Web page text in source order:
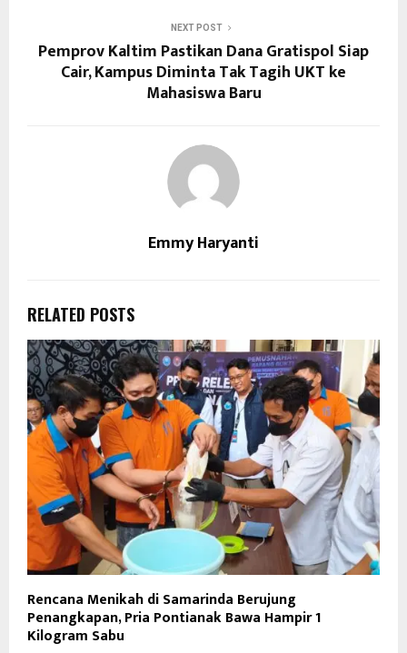
NEXT POST
Pemprov Kaltim Pastikan Dana Gratispol Siap
Cair, Kampus Diminta Tak Tagih UKT ke
Mahasiswa Baru
Emmy Haryanti
RELATED POSTS
Rencana Menikah di Samarinda Berujung
Penangkapan, Pria Pontianak Bawa Hampir 1
Kilogram Sabu